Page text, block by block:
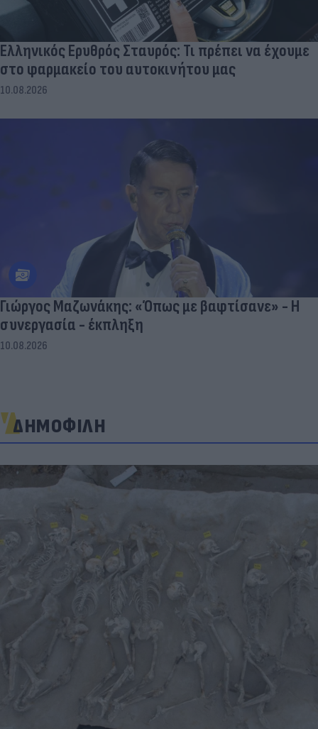
Ελληνικός Ερυθρός Σταυρός: Τι πρέπει να έχουμε
στο φαρμακείο του αυτοκινήτου μας
10.08.2026
Γιώργος Μαζωνάκης: «Όπως με βαφτίσανε» - Η
συνεργασία - έκπληξη
10.08.2026
ΔΗΜΟΦΙΛΗ